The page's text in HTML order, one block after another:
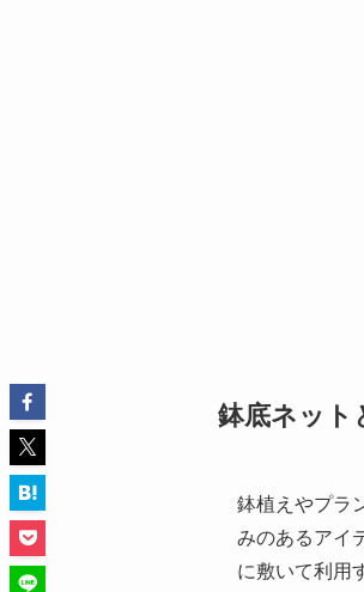
鉢底ネット
鉢植えやプラ
みのあるアイ
に敷いて利用